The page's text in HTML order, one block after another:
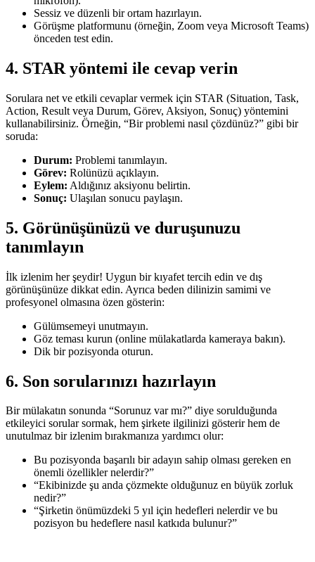
Sessiz ve düzenli bir ortam hazırlayın.
Görüşme platformunu (örneğin, Zoom veya Microsoft Teams)
önceden test edin.
4. STAR yöntemi ile cevap verin
Sorulara net ve etkili cevaplar vermek için STAR (Situation, Task,
Action, Result veya Durum, Görev, Aksiyon, Sonuç) yöntemini
kullanabilirsiniz. Örneğin, “Bir problemi nasıl çözdünüz?” gibi bir
soruda:
Durum: Problemi tanımlayın.
Görev: Rolünüzü açıklayın.
Eylem: Aldığınız aksiyonu belirtin.
Sonuç: Ulaşılan sonucu paylaşın.
5. Görünüşünüzü ve duruşunuzu
tanımlayın
İlk izlenim her şeydir! Uygun bir kıyafet tercih edin ve dış
görünüşünüze dikkat edin. Ayrıca beden dilinizin samimi ve
profesyonel olmasına özen gösterin:
Gülümsemeyi unutmayın.
Göz teması kurun (online mülakatlarda kameraya bakın).
Dik bir pozisyonda oturun.
6. Son sorularınızı hazırlayın
Bir mülakatın sonunda “Sorunuz var mı?” diye sorulduğunda
etkileyici sorular sormak, hem şirkete ilgilinizi gösterir hem de
unutulmaz bir izlenim bırakmanıza yardımcı olur:
Bu pozisyonda başarılı bir adayın sahip olması gereken en
önemli özellikler nelerdir?”
“Ekibinizde şu anda çözmekte olduğunuz en büyük zorluk
nedir?”
“Şirketin önümüzdeki 5 yıl için hedefleri nelerdir ve bu
pozisyon bu hedeflere nasıl katkıda bulunur?”